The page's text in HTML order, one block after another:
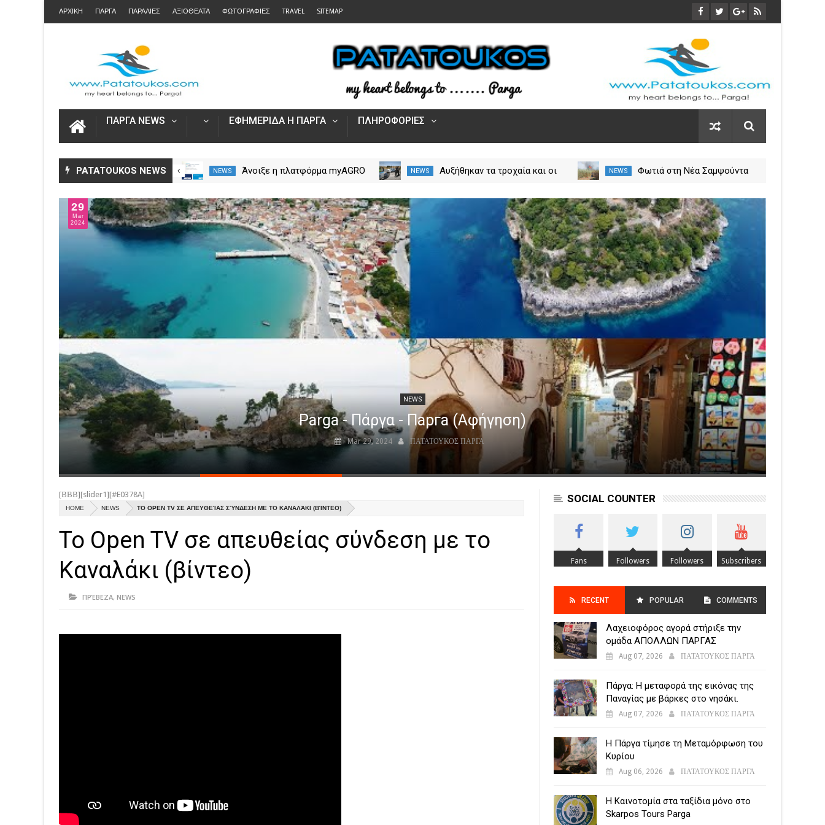
ΑΡΧΙΚΗ ΠΑΡΓΑ ΠΑΡΑΛΙΕΣ ΑΞΙΟΘΕΑΤΑ ΦΩΤΟΓΡΑΦΙΕΣ TRAVEL SITEMAP
ΠΑΡΓΑ NEWS ΕΦΗΜΕΡΙΔΑ Η ΠΑΡΓΑ ΠΛΗΡΟΦΟΡΙΕΣ
PATATOUKOS NEWS
Η Καινοτομία στα ταξίδια μόνο
στο Skarpos Tours Parga
NEWS
Άνοιξε η πλατφόρμα myAGRO
Ενιαία Αίτηση Ενίσχυσης
NEWS
Αυξήθηκαν τα τροχαία και οι
NEWS
Φωτιά στη Νέα Σαμψούντα
δυνάμεις
29
Mar
2024
NEWS
Parga - Πάργα - Парга (Αφήγηση)
Mar 29, 2024 ΠΑΤΑΤΟΥΚΟΣ ΠΑΡΓΑ
[ΒΒΒ][slider1][#E0378A]
HOME NEWS ΤΟ OPEN TV ΣΕ ΑΠΕΥΘΕΊΑΣ ΣΎΝΔΕΣΗ ΜΕ ΤΟ ΚΑΝΑΛΆΚΙ (ΒΊΝΤΕΟ)
Το Open TV σε απευθείας σύνδεση με το
Καναλάκι (βίντεο)
ΠΡΈΒΕΖΑ, NEWS
SOCIAL COUNTER
Fans Followers Followers Subscribers
RECENT POPULAR
POSTS
COMMENTS
Λαχειοφόρος αγορά στήριξε την
ομάδα ΑΠΟΛΛΩΝ ΠΑΡΓΑΣ
Aug 07, 2026 ΠΑΤΑΤΟΥΚΟΣ ΠΑΡΓΑ
Πάργα: Η μεταφορά της εικόνας της
Παναγίας με βάρκες στο νησάκι.
Aug 07, 2026 ΠΑΤΑΤΟΥΚΟΣ ΠΑΡΓΑ
Η Πάργα τίμησε τη Μεταμόρφωση του
Κυρίου
Aug 06, 2026 ΠΑΤΑΤΟΥΚΟΣ ΠΑΡΓΑ
Η Καινοτομία στα ταξίδια μόνο στο
Skarpos Tours Parga